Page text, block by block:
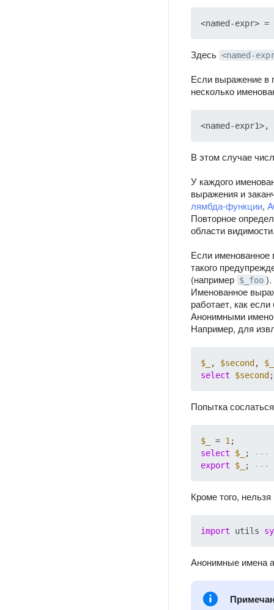
Здесь <named-
Если выражение в
несколько
В этом случае
У каждого
выражения и
лямбда-функции,
Повторное
области
Если именованное
такого
(например $_foo ).
Именованное
работает, как
Анонимными
Например, для
$_ , $second , $_
select
$second
Попытка
$_ = 1
select
$_
;
export
$_ ;
Кроме того,
import utils
Анонимные имена